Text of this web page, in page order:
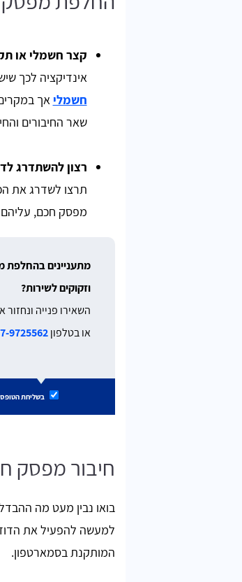
קצר חשמלי או
אינדיקציה לכך
חשמלי אך
שאר החיבורים
רצון להשתדרג
תרצו לשדרג את
מפסק חכם,
מתעניינים בהחלפת
וזקוקים לשירות?
השאירו פנייה
או בטלפון9725562
בשליחת
חיבור מפסק
בואו נבין מעט מה
למעשה להפעיל את הדוד
המותקנת בסמארטפון.